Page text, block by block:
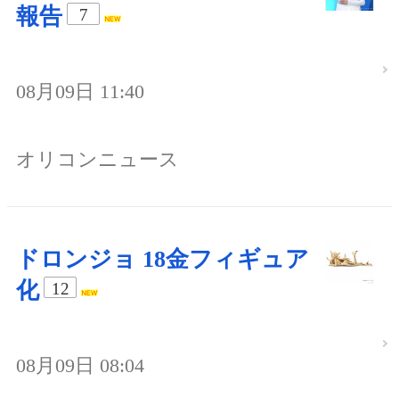
報告
7
08月09日 11:40
オリコンニュース
ドロンジョ 18金フィギュア
化
12
08月09日 08:04